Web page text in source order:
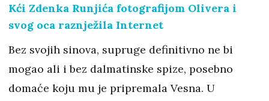
Kći Zdenka Runjića fotografijom Olivera i
svog oca raznježila Internet
Bez svojih sinova, supruge definitivno ne bi
mogao ali i bez dalmatinske spize, posebno
domaće koju mu je pripremala Vesna. U